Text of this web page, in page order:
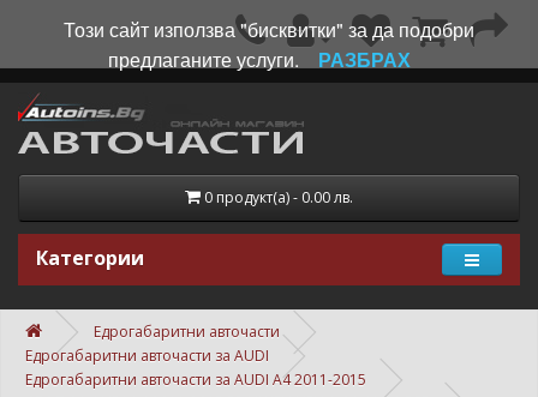
0 продукт(а) - 0.00 лв.
Категории
Едрогабаритни авточасти
Едрогабаритни авточасти за AUDI
Едрогабаритни авточасти за AUDI A4 2011-2015
Този сайт използва "бисквитки" за да подобри
предлаганите услуги.
РАЗБРАХ